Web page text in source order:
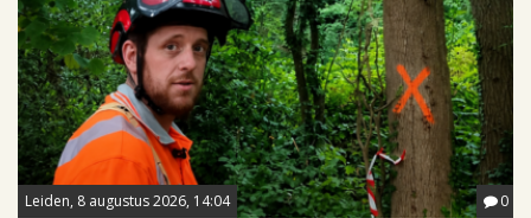
Leiden, 8 augustus 2026, 14:04 0